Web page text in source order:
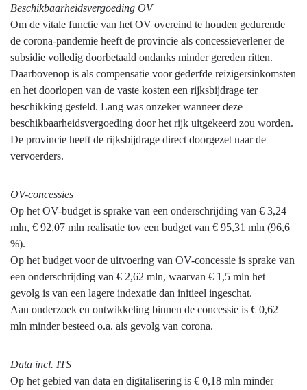
Beschikbaarheidsvergoeding OV
Om de vitale functie van het OV overeind te houden gedurende
de corona-pandemie heeft de provincie als concessieverlener de
subsidie volledig doorbetaald ondanks minder gereden ritten.
Daarbovenop is als compensatie voor gederfde reizigersinkomsten
en het doorlopen van de vaste kosten een rijksbijdrage ter
beschikking gesteld. Lang was onzeker wanneer deze
beschikbaarheidsvergoeding door het rijk uitgekeerd zou worden.
De provincie heeft de rijksbijdrage direct doorgezet naar de
vervoerders.
OV-concessies
Op het OV-budget is sprake van een onderschrijding van € 3,24
mln, € 92,07 mln realisatie tov een budget van € 95,31 mln (96,6
%).
Op het budget voor de uitvoering van OV-concessie is sprake van
een onderschrijding van € 2,62 mln, waarvan € 1,5 mln het
gevolg is van een lagere indexatie dan initieel ingeschat.
Aan onderzoek en ontwikkeling binnen de concessie is € 0,62
mln minder besteed o.a. als gevolg van corona.
Data incl. ITS
Op het gebied van data en digitalisering is € 0,18 mln minder